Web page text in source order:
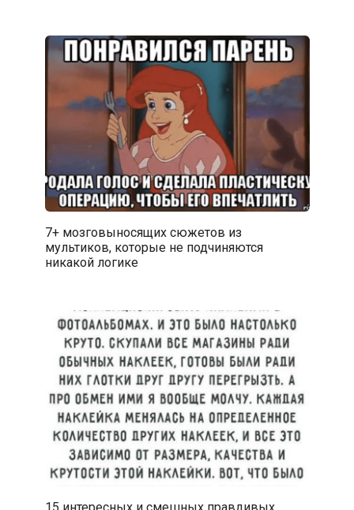
7+ мозговыносящих сюжетов из
мультиков, которые не подчиняются
никакой логике
15 интересных и смешных правдивых